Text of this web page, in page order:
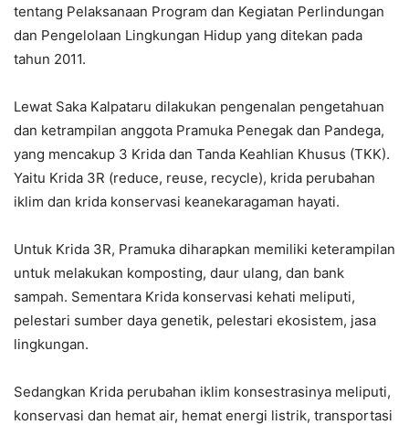
tentang Pelaksanaan Program dan Kegiatan Perlindungan
dan Pengelolaan Lingkungan Hidup yang ditekan pada
tahun 2011.
Lewat Saka Kalpataru dilakukan pengenalan pengetahuan
dan ketrampilan anggota Pramuka Penegak dan Pandega,
yang mencakup 3 Krida dan Tanda Keahlian Khusus (TKK).
Yaitu Krida 3R (reduce, reuse, recycle), krida perubahan
iklim dan krida konservasi keanekaragaman hayati.
Untuk Krida 3R, Pramuka diharapkan memiliki keterampilan
untuk melakukan komposting, daur ulang, dan bank
sampah. Sementara Krida konservasi kehati meliputi,
pelestari sumber daya genetik, pelestari ekosistem, jasa
lingkungan.
Sedangkan Krida perubahan iklim konsestrasinya meliputi,
konservasi dan hemat air, hemat energi listrik, transportasi